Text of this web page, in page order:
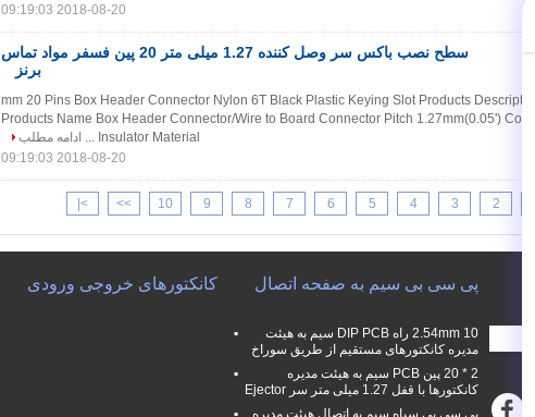
2018-08-20 09:19:03
سطح نصب باکس سر وصل کننده 1.27 میلی متر 20 پین فسفر مواد تماس
برنز
1.27 mm 20 Pins Box Header Connector Nylon 6T Black Plastic Keying Slot Products
Products Name Box Header Connector/Wire to Board Connector Pitch 1.27mm(0.05') Color
Insulator Material ...
ادامه مطلب
2018-08-20 09:19:03
2
3
4
5
6
7
8
9
10
>>
>|
کانکتورهای خروجی ورودی پی سی بی سیم به صفحه اتصال
2.54mm 10 راه DIP PCB سیم به هیئت
مدیره کانکتورهای مستقیم از طریق سوراخ
2 * 20 پین PCB سیم به هیئت مدیره
کانکتورها با قفل 1.27 میلی متر سر Ejector
پی سی بی سیاه سیم به اتصال هیئت مدیره